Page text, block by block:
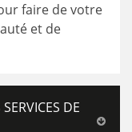
faire de votre
et de
DE